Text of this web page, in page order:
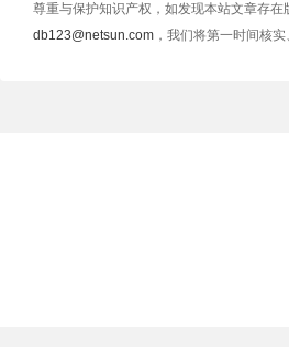
尊重与保护知识产权，如发现本站文章存
db123@netsun.com ，我们将第一时间核实